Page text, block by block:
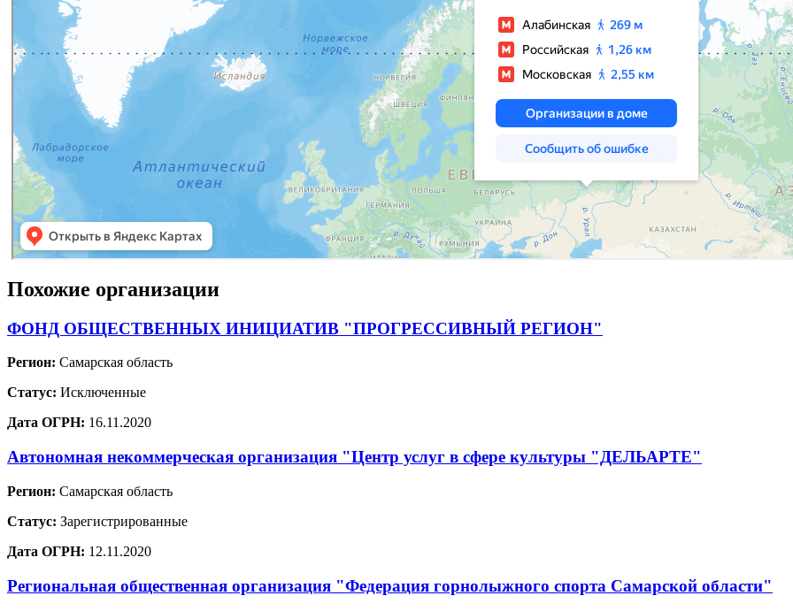
Похожие организации
ФОНД ОБЩЕСТВЕННЫХ ИНИЦИАТИВ "ПРОГРЕССИВНЫЙ РЕГИОН"
Регион: Самарская область
Статус: Исключенные
Дата ОГРН: 16.11.2020
Автономная некоммерческая организация "Центр услуг в сфере культуры "ДЕЛЬАРТЕ"
Регион: Самарская область
Статус: Зарегистрированные
Дата ОГРН: 12.11.2020
Региональная общественная организация "Федерация горнолыжного спорта Самарской области"